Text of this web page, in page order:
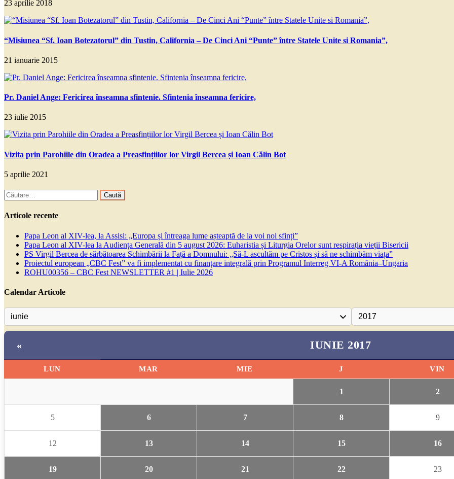
23 aprilie 2018
“Misiunea “Sf. Ioan Botezatorul” din Tustin, California – De Cinci Ani “Punte” între Statele Unite si Romania”,
21 ianuarie 2015
Pr. Daniel Ange: Fericirea înseamna sfintenie. Sfintenia înseamna fericire,
23 iulie 2015
Vizita prin Parohiile din Oradea a Preasfințiilor lor Virgil Bercea și Ioan Călin Bot
5 aprilie 2021
Caută
după:
Articole recente
Papa Leon al XIV-lea, la Assisi: „Europa și întreaga lume așteaptă de la voi noi sfinți”
Papa Leon al XIV-lea la Audiența Generală din 5 august 2026: Euharistia și Liturgia Orelor sunt respirația vieții Bisericii
PS Virgil Bercea de sărbătoarea Schimbării la Față a Domnului: „Să-L ascultăm pe Cristos și să ne schimbăm viața”
Proiectul european „CBC Fest” va fi implementat cu finanțare integrală prin Programul Interreg VI-A România–Ungaria
ROHU00356 – CBC Fest NEWSLETTER #1 | Iulie 2026
Calendar Articole
« IUNIE 2017
LUN MAR MIE J VIN
1 2
5 6 7 8 9
12 13 14 15 16
19 20 21 22 23